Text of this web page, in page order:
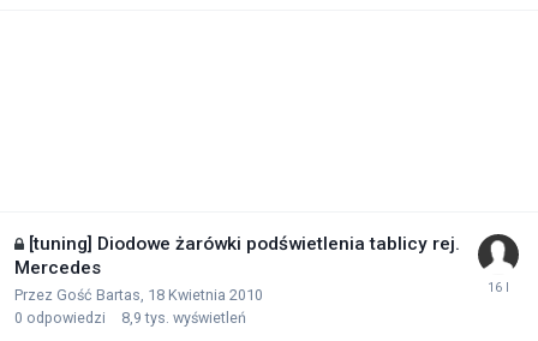
[tuning] Diodowe żarówki podświetlenia tablicy rej.
Mercedes
Przez Gość Bartas, 18 Kwietnia 2010
0 odpowiedzi 8,9 tys. wyświetleń